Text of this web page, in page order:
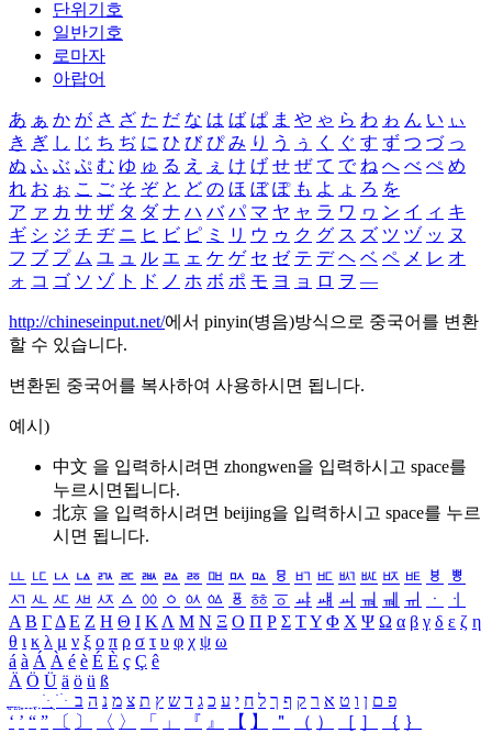
단위기호
일반기호
로마자
아랍어
あ ぁ か が さ ざ た だ な は ば ぱ ま や ゃ ら わ ゎ ん い ぃ
き ぎ し じ ち ぢ に ひ び ぴ み り う ぅ く ぐ す ず つ づ っ
ぬ ふ ぶ ぷ む ゆ ゅ る え ぇ け げ せ ぜ て で ね へ べ ぺ め
れ お ぉ こ ご そ ぞ と ど の ほ ぼ ぽ も よ ょ ろ を
ア ァ カ サ ザ タ ダ ナ ハ バ パ マ ヤ ャ ラ ワ ヮ ン イ ィ キ
ギ シ ジ チ ヂ ニ ヒ ビ ピ ミ リ ウ ゥ ク グ ス ズ ツ ヅ ッ ヌ
フ ブ プ ム ユ ュ ル エ ェ ケ ゲ セ ゼ テ デ ヘ ベ ペ メ レ オ
ォ コ ゴ ソ ゾ ト ド ノ ホ ボ ポ モ ヨ ョ ロ ヲ ―
http://chineseinput.net/에서 pinyin(병음)방식으로 중국어를 변환
할 수 있습니다.
변환된 중국어를 복사하여 사용하시면 됩니다.
예시)
中文 을 입력하시려면 zhongwen을 입력하시고 space를
누르시면됩니다.
北京 을 입력하시려면 beijing을 입력하시고 space를 누르
시면 됩니다.
ㅥ ㅦ ㅧ ㅨ ㅩ ㅪ ㅫ ㅬ ㅭ ㅮ ㅯ ㅰ ㅱ ㅲ ㅳ ㅴ ㅵ ㅶ ㅷ ㅸ
ㅹ
ㅺ ㅻ ㅼ ㅽ ㅾ ㅿ ㆀ ㆁ ㆂ ㆃ ㆄ ㆅ ㆆ ㆇ ㆈ ㆉ ㆊ ㆋ ㆌ ㆍ
ㆎ
Α Β ΓΔ Ε Ζ Η Θ Ι ΚΛ Μ Ν Ξ Ο Π Ρ Σ ΤΥ Φ Χ Ψ Ω α β γ δ ε ζ η
θ ι κ λ μ ν ξ ο π ρ σ τ υ φ χ ψ ω
á à Á À é è É È ç Ç ê
Ä Ö Ü ä ö ü ß
ִֶֹ ֻּ ׁׂ פ ם ן ו ט א ר ק ף ך ל ח י ע כ ג ד ש ץ ת צ מ נ ה ב
‘ ’ “ ” 〔 〕 〈 〉 「 」 『 』 【 】 ＂ （ ） ［ ］ ｛ ｝